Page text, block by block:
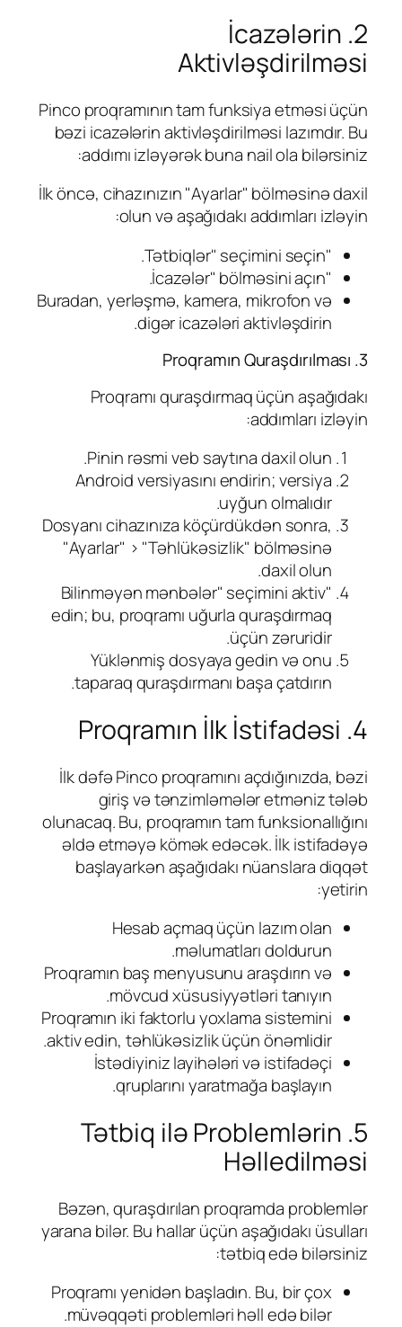
2. İcazələrin
Aktivləşdirilməsi
Pinco proqramının tam funksiya etməsi üçün
bəzi icazələrin aktivləşdirilməsi lazımdır. Bu
addımı izləyərək buna nail ola bilərsiniz:
İlk öncə, cihazınızın "Ayarlar" bölməsinə daxil
olun və aşağıdakı addımları izləyin:
"Tətbiqlər" seçimini seçin.
"İcazələr" bölməsini açın.
Buradan, yerləşmə, kamera, mikrofon və
digər icazələri aktivləşdirin.
3. Proqramın Quraşdırılması
Proqramı quraşdırmaq üçün aşağıdakı
addımları izləyin:
Pinin rəsmi veb saytına daxil olun.
Android versiyasını endirin; versiya
uyğun olmalıdır.
Dosyanı cihazınıza köçürdükdən sonra,
"Ayarlar" > "Təhlükəsizlik" bölməsinə
daxil olun.
"Bilinməyən mənbələr" seçimini aktiv
edin; bu, proqramı uğurla quraşdırmaq
üçün zəruridir.
Yüklənmiş dosyaya gedin və onu
taparaq quraşdırmanı başa çatdırın.
4. Proqramın İlk İstifadəsi
İlk dəfə Pinco proqramını açdığınızda, bəzi
giriş və tənzimləmələr etməniz tələb
olunacaq. Bu, proqramın tam funksionallığını
əldə etməyə kömək edəcək. İlk istifadəyə
başlayarkən aşağıdakı nüanslara diqqət
yetirin:
Hesab açmaq üçün lazım olan
məlumatları doldurun.
Proqramın baş menyusunu araşdırın və
mövcud xüsusiyyətləri tanıyın.
Proqramın iki faktorlu yoxlama sistemini
aktiv edin, təhlükəsizlik üçün önəmlidir.
İstədiyiniz layihələri və istifadəçi
qruplarını yaratmağa başlayın.
5. Tətbiq ilə Problemlərin
Həlledilməsi
Bəzən, quraşdırılan proqramda problemlər
yarana bilər. Bu hallar üçün aşağıdakı üsulları
tətbiq edə bilərsiniz:
Proqramı yenidən başladın. Bu, bir çox
müvəqqəti problemləri həll edə bilər.